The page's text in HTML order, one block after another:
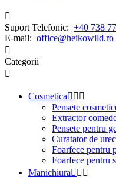

Suport Telefonic: +40 738
E-mail: office@heikowild.ro

Categorii

Cosmetica  
Pensete
Extractor
Pensete pentru
Curatator de
Foarfece pentru
Foarfece pentru
Manichiura  